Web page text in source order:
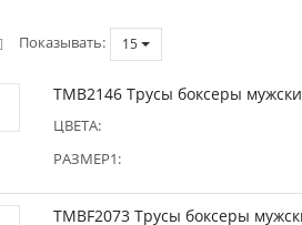
Показывать 15
TMB2146 Трусы боксеры
ЦВЕТА:
РАЗМЕР1:
TMBF2073 Трусы боксеры